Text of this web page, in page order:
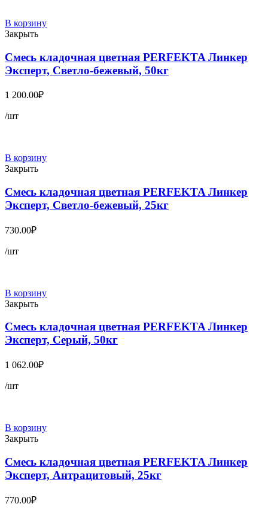
В корзину
Закрыть
Смесь кладочная цветная PERFEKTA Линкер
Эксперт, Светло-бежевый, 50кг
1 200.00₽
/шт
В корзину
Закрыть
Смесь кладочная цветная PERFEKTA Линкер
Эксперт, Светло-бежевый, 25кг
730.00₽
/шт
В корзину
Закрыть
Смесь кладочная цветная PERFEKTA Линкер
Эксперт, Серый, 50кг
1 062.00₽
/шт
В корзину
Закрыть
Смесь кладочная цветная PERFEKTA Линкер
Эксперт, Антрацитовый, 25кг
770.00₽